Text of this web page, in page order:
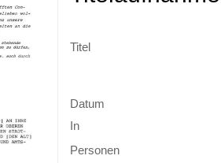
Titel
Datum
In
Personen